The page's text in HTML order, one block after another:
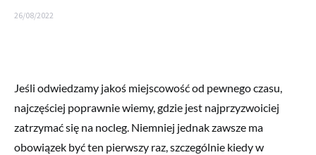
26/08/2022
Jeśli odwiedzamy jakoś miejscowość od pewnego czasu,
najczęściej poprawnie wiemy, gdzie jest najprzyzwoiciej
zatrzymać się na nocleg. Niemniej jednak zawsze ma
obowiązek być ten pierwszy raz, szczególnie kiedy w